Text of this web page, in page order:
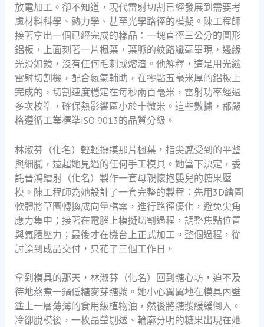
放電加工。卻不知道，現代雷射切割已經發展到需要考
慮材料科學、熱力學、甚至光學路徑的模擬。陳工程師
接著拿出一個已經完成的樣品：一塊直徑三公分的圓形
鋁板，上面刻著一片楓葉，葉脈的紋路纖毫畢現，邊緣
光滑如鏡，沒有任何毛刺或熔渣。他解釋，這是用光纖
雷射切割機，配合氮氣輔助，在零點五毫米厚的鋁板上
完成的，切割速度穩定在每秒兩百毫米，雷射功率經過
多次校準，確保熱影響區小於十微米。這些數據，都嚴
格遵循工業標準ISO 9013的品質分級。
林淑芬（化名）輕輕撫摸那片楓葉，指尖感受到的平整
與細膩，遠超她見過的任何手工模具。她當下決定，委
託晉鴻鐳射（化名）製作一套母親懷抱嬰兒的糖果壓
模。陳工程師為她設計了一套完整的製程：先用3D繪圖
軟體將草圖轉換成向量檔案，進行路徑優化，避免尖角
應力集中；接著在電腦上模擬切割過程，調整焦點位置
與氣體壓力；最後才在機台上正式加工。整個過程，從
討論到成品交付，只花了三個工作日。
拿到模具的那天，林淑芬（化名）回到糖心坊，迫不及
待地熬煮一鍋低糖麥芽糖漿。她小心翼翼地在模具內壁
塗上一層薄薄的食用級植物油，然後將糖漿緩緩倒入。
冷卻脫模後，一枚晶瑩剔透、輪廓分明的糖果出現在她